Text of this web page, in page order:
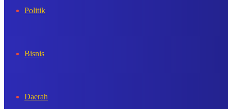
Politik
Bisnis
Daerah